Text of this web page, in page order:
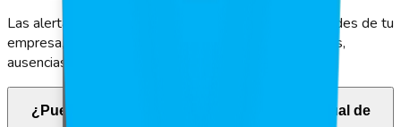
Las alertas se pueden personalizar según las prioridades de tu
empresa, notificando automáticamente sobre retrasos,
ausencias y otras situaciones críticas.
¿Puedo integrar VictorIA con mi sistema actual de